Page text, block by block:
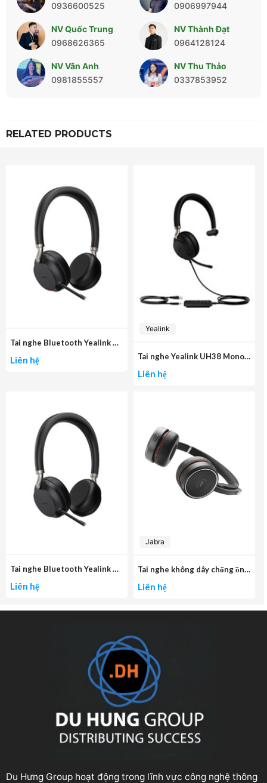
0936600525
0906997944
NV Quốc Trung
0968626365
NV Thành Đạt
0964128124
NV Vân Anh
0981855557
NV Thu Thảo
0337853952
RELATED PRODUCTS
Tai nghe Bluetooth Yealink BH72 Black
Liên hệ
Yealink
Tai nghe Yealink UH38 Mono -W/O BAT USB-C
Liên hệ
Tai nghe Bluetooth Yealink BH72 Lite Black
Liên hệ
Jabra
Tai nghe không dây chống ồn Jabra evolve 75 stereo
Liên hệ
Du Hưng Group hoạt động trong lĩnh vực công nghệ thông